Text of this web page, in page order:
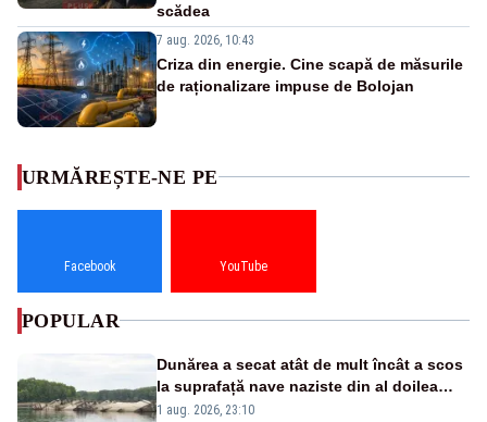
scădea
7 aug. 2026, 10:43
Criza din energie. Cine scapă de măsurile
de raționalizare impuse de Bolojan
URMĂREȘTE-NE PE
Facebook YouTube
POPULAR
Dunărea a secat atât de mult încât a scos
la suprafață nave naziste din al doilea
război mondial
1 aug. 2026, 23:10